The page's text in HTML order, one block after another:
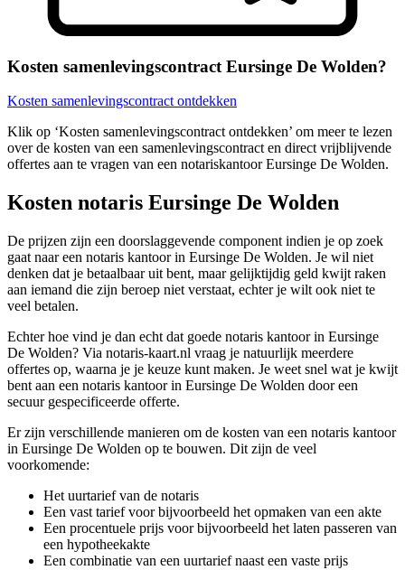
Kosten samenlevingscontract Eursinge De Wolden?
Kosten samenlevingscontract ontdekken
Klik op ‘Kosten samenlevingscontract ontdekken’ om meer te lezen
over de kosten van een samenlevingscontract en direct vrijblijvende
offertes aan te vragen van een notariskantoor Eursinge De Wolden.
Kosten notaris Eursinge De Wolden
De prijzen zijn een doorslaggevende component indien je op zoek
gaat naar een notaris kantoor in Eursinge De Wolden. Je wil niet
denken dat je betaalbaar uit bent, maar gelijktijdig geld kwijt raken
aan iemand die zijn beroep niet verstaat, echter je wilt ook niet te
veel betalen.
Echter hoe vind je dan echt dat goede notaris kantoor in Eursinge
De Wolden? Via notaris-kaart.nl vraag je natuurlijk meerdere
offertes op, waarna je je keuze kunt maken. Je weet snel wat je kwijt
bent aan een notaris kantoor in Eursinge De Wolden door een
secuur gespecificeerde offerte.
Er zijn verschillende manieren om de kosten van een notaris kantoor
in Eursinge De Wolden op te bouwen. Dit zijn de veel
voorkomende:
Het uurtarief van de notaris
Een vast tarief voor bijvoorbeeld het opmaken van een akte
Een procentuele prijs voor bijvoorbeeld het laten passeren van
een hypotheekakte
Een combinatie van een uurtarief naast een vaste prijs